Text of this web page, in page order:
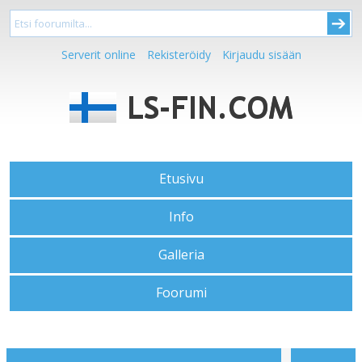
Serverit online Rekisteröidy Kirjaudu sisään
Etusivu
Info
Galleria
Foorumi